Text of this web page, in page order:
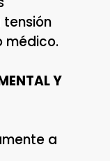
médico.
Y
a